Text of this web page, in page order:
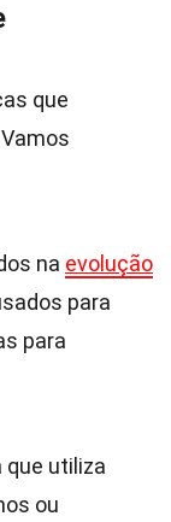
que
na evolução
para
para
que utiliza
ou